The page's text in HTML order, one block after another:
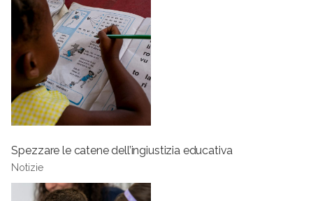
Spezzare le catene dell’ingiustizia educativa
Notizie